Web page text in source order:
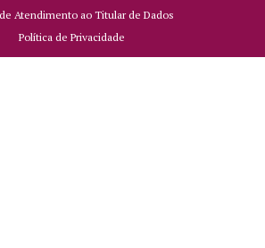
Atendimento ao Titular de Dados
Política de Privacidade